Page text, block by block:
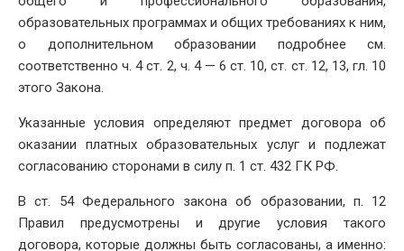
образовательных программах и общих требованиях к ним,
о дополнительном образовании подробнее см.
соответственно ч. 4 ст. 2, ч. 4 — 6 ст. 10, ст. ст. 12, 13, гл. 10
этого Закона.
Указанные условия определяют предмет договора об
оказании платных образовательных услуг и подлежат
согласованию сторонами в силу п. 1 ст. 432 ГК РФ.
В ст. 54 Федерального закона об образовании, п. 12
Правил предусмотрены и другие условия такого
договора, которые должны быть согласованы, а именно: